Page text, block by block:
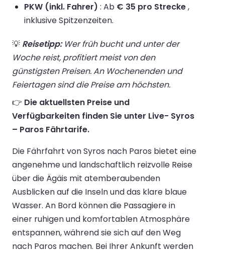
PKW (inkl. Fahrer) : Ab € 35 pro Strecke,
inklusive Spitzenzeiten.
💡 Reisetipp:Wer früh bucht und unter der
Woche reist, profitiert meist von den
günstigsten Preisen. An Wochenenden und
Feiertagen sind die Preise am höchsten.
👉 Die aktuellsten Preise und
Verfügbarkeiten finden Sie unter Live- Syros
– Paros Fährtarife.
Die Fährfahrt von Syros nach Paros bietet eine
angenehme und landschaftlich reizvolle Reise
über die Ägäis mit atemberaubenden
Ausblicken auf die Inseln und das klare blaue
Wasser. An Bord können die Passagiere in
einer ruhigen und komfortablen Atmosphäre
entspannen, während sie sich auf den Weg
nach Paros machen. Bei Ihrer Ankunft werden